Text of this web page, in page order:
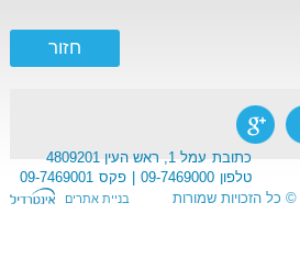
כתובת עמל 1, ראש העין 4809201
טלפון 09-7469000 פקס 09-7469001
© כל הזכויות שמורות בניית אתרים